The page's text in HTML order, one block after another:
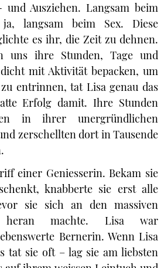
Ausziehen. Langsam beim
langsam beim Sex. Diese
es ihr, die Zeit zu dehnen.
uns ihre Stunden, Tage und
mit Aktivität bepacken, um
entrinnen, tat Lisa genau das
Erfolg damit. Ihre Stunden
in ihrer unergründlichen
zerschellten dort in Tausende
einer Geniesserin. Bekam sie
knabberte sie erst alle
sie sich an den massiven
heran machte. Lisa war
Bernerin. Wenn Lisa
tat sie oft – lag sie am liebsten